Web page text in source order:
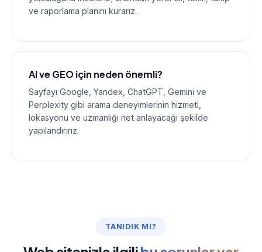
ve raporlama planını kurarız.
AI ve GEO için neden önemli?
Sayfayı Google, Yandex, ChatGPT, Gemini ve
Perplexity gibi arama deneyimlerinin hizmeti,
lokasyonu ve uzmanlığı net anlayacağı şekilde
yapılandırırız.
TANIDIK MI?